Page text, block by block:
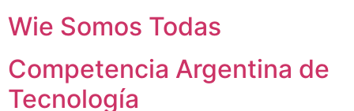
Wie Somos Todas
Competencia Argentina de
Tecnología